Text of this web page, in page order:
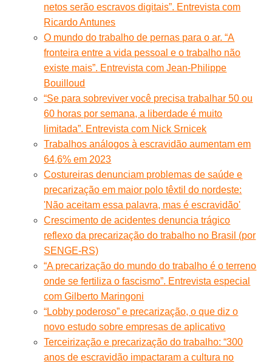
netos serão escravos digitais”. Entrevista com
Ricardo Antunes
O mundo do trabalho de pernas para o ar. “A
fronteira entre a vida pessoal e o trabalho não
existe mais”. Entrevista com Jean-Philippe
Bouilloud
“Se para sobreviver você precisa trabalhar 50 ou
60 horas por semana, a liberdade é muito
limitada”. Entrevista com Nick Srnicek
Trabalhos análogos à escravidão aumentam em
64,6% em 2023
Costureiras denunciam problemas de saúde e
precarização em maior polo têxtil do nordeste:
'Não aceitam essa palavra, mas é escravidão'
Crescimento de acidentes denuncia trágico
reflexo da precarização do trabalho no Brasil (por
SENGE-RS)
“A precarização do mundo do trabalho é o terreno
onde se fertiliza o fascismo”. Entrevista especial
com Gilberto Maringoni
“Lobby poderoso” e precarização, o que diz o
novo estudo sobre empresas de aplicativo
Terceirização e precarização do trabalho: “300
anos de escravidão impactaram a cultura no